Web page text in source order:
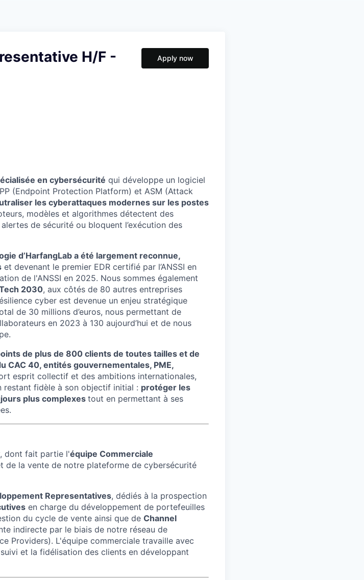
H/F -
Apply now
en cybersécurité qui développe un logiciel
(Endpoint Protection Platform) et ASM (Attack
les cyberattaques modernes sur les postes
modèles et algorithmes détectent des
de sécurité ou bloquent l’exécution des
d’HarfangLab a été largement reconnue,
et devenant le premier EDR certifié par l’ANSSI en
de l'ANSSI en 2025. Nous sommes également
2030, aux côtés de 80 autres entreprises
cyber est devenue un enjeu stratégique
de 30 millions d’euros, nous permettant de
en 2023 à 130 aujourd’hui et de nous
de plus de 800 clients de toutes tailles et de
40, entités gouvernementales, PME,
esprit collectif et des ambitions internationales,
restant fidèle à son objectif initial : protéger les
plus complexestout en permettant à ses
, dont fait partie l'équipe Commerciale
de la vente de notre plateforme de cybersécurité
Representatives, dédiés à la prospection
en charge du développement de portefeuilles
du cycle de vente ainsi que de Channel
indirecte par le biais de notre réseau de
Providers). L'équipe commerciale travaille avec
et la fidélisation des clients en développant